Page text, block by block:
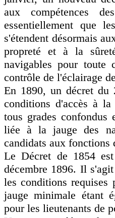
aux compétences
essentiellement que
s'étendent désormais
propreté et à la
navigables pour toute
contrôle de l'éclairage
En 1890, un décret du
conditions d'accès à
tous grades confondus
liée à la jauge des
candidats aux
Le Décret de 1854
décembre 1896. Il
les conditions
jauge minimale étant
pour les lieutenants de